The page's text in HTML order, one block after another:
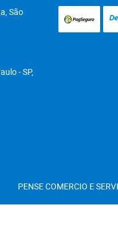
São
- SP,
PENSE COMERCIO E